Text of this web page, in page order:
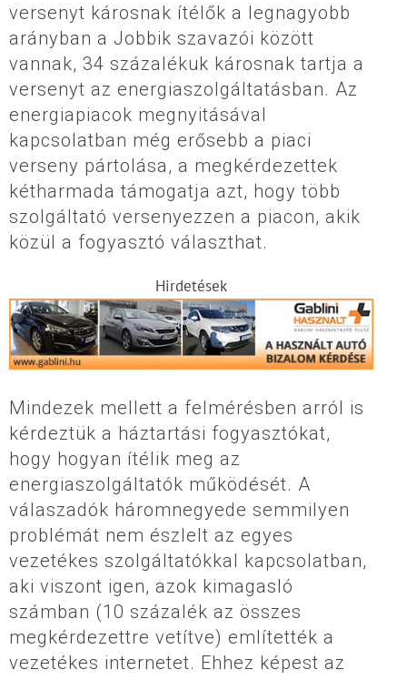
versenyt károsnak ítélők a legnagyobb
arányban a Jobbik szavazói között
vannak, 34 százalékuk károsnak tartja a
versenyt az energiaszolgáltatásban. Az
energiapiacok megnyitásával
kapcsolatban még erősebb a piaci
verseny pártolása, a megkérdezettek
kétharmada támogatja azt, hogy több
szolgáltató versenyezzen a piacon, akik
közül a fogyasztó választhat.
Hirdetések
Mindezek mellett a felmérésben arról is
kérdeztük a háztartási fogyasztókat,
hogy hogyan ítélik meg az
energiaszolgáltatók működését. A
válaszadók háromnegyede semmilyen
problémát nem észlelt az egyes
vezetékes szolgáltatókkal kapcsolatban,
aki viszont igen, azok kimagasló
számban (10 százalék az összes
megkérdezettre vetítve) említették a
vezetékes internetet. Ehhez képest az